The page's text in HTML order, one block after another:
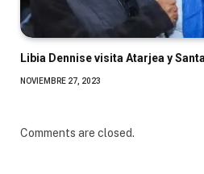
Libia Dennise visita Atarjea y
NOVIEMBRE 27, 2023
Comments are closed.